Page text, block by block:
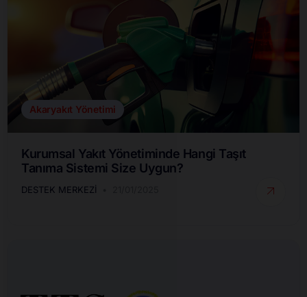
Akaryakıt Yönetimi
Kurumsal Yakıt Yönetiminde Hangi Taşıt
Tanıma Sistemi Size Uygun?
DESTEK MERKEZI